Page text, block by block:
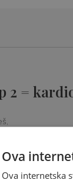
2 =
Ova
Ova internetska